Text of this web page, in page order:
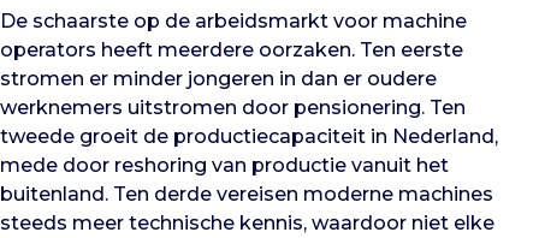
De schaarste op de arbeidsmarkt voor machine
operators heeft meerdere oorzaken. Ten eerste
stromen er minder jongeren in dan er oudere
werknemers uitstromen door pensionering. Ten
tweede groeit de productiecapaciteit in Nederland,
mede door reshoring van productie vanuit het
buitenland. Ten derde vereisen moderne machines
steeds meer technische kennis, waardoor niet elke